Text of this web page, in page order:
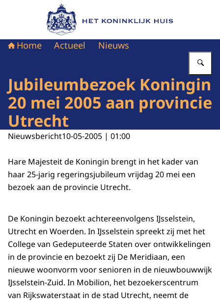
Naar de homepage van Het Koninklijk Huis
Home Actueel Nieuws
Jubileumbezoek Koningin
20 mei 2005 aan provincie
Utrecht
Nieuwsbericht10-05-2005 | 01:00
Hare Majesteit de Koningin brengt in het kader van
haar 25-jarig regeringsjubileum vrijdag 20 mei een
bezoek aan de provincie Utrecht.
De Koningin bezoekt achtereenvolgens IJsselstein,
Utrecht en Woerden. In IJsselstein spreekt zij met het
College van Gedeputeerde Staten over ontwikkelingen
in de provincie en bezoekt zij De Meridiaan, een
nieuwe woonvorm voor senioren in de nieuwbouwwijk
IJsselstein-Zuid. In Mobilion, het bezoekerscentrum
van Rijkswaterstaat in de stad Utrecht, neemt de